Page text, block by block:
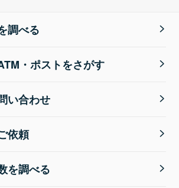
調べる
・ポストをさがす
い合わせ
依頼
を調べる